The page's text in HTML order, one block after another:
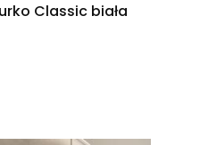
Classic biała